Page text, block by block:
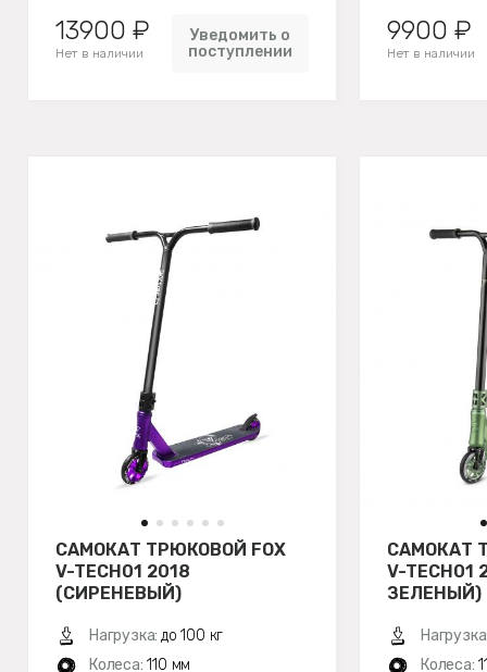
13900 ₽
Нет в наличии
Уведомить о
поступлении
9900 ₽
Нет в наличии
САМОКАТ ТРЮКОВОЙ FOX
V-TECH01 2018
(СИРЕНЕВЫЙ)
Нагрузка: до 100 кг
Колеса: 110 мм
САМОКАТ
V-
ЗЕЛЕНЫЙ)
Колеса: